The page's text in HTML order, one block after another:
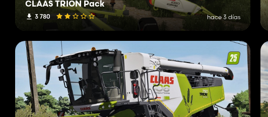
CLAAS TRION Pack
3 780 hace 3 días